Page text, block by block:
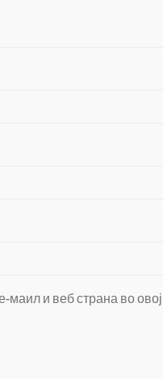
маил и веб страна во